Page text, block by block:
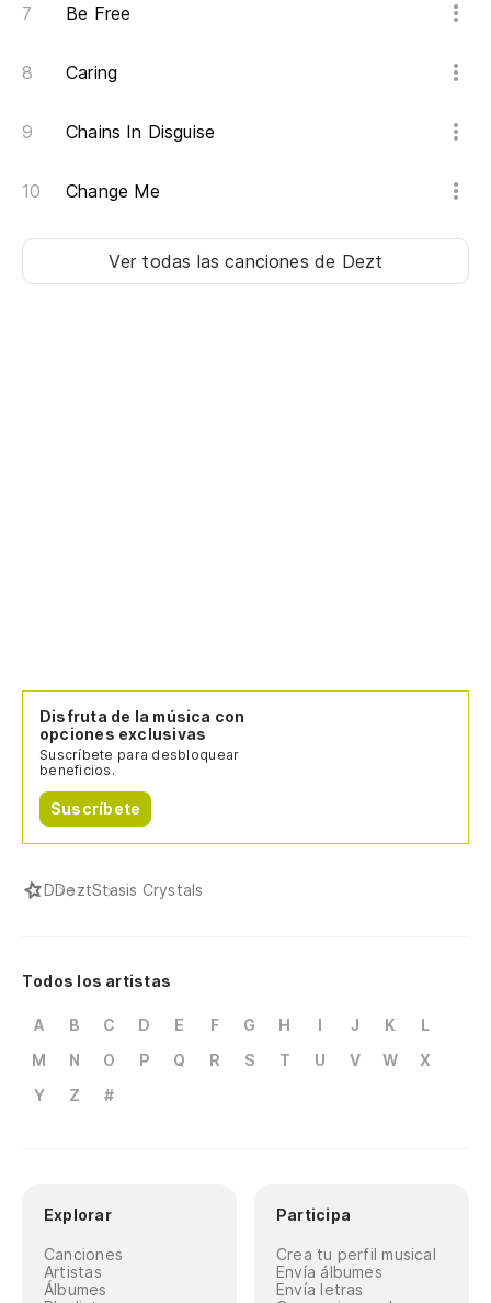
Be Free
Caring
Chains In Disguise
Change Me
Ver todas las cancionesde Dezt
Disfruta de la música con
opciones exclusivas
Suscríbete para desbloquear
beneficios.
Suscríbete
DDeztStasis Crystals
Todos los artistas
A B C D E F G H I J K
L
M
N O P Q R S T U V W
X
Y
Z #
Explorar
Canciones
Artistas
Álbumes
Participa
Crea tu perfil musical
Envía álbumes
Envía letras